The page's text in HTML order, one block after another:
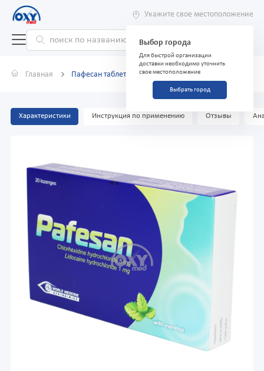
Укажите свое местоположение
Выбор города
Для быстрой организации
доставки необходимо уточнить
свое местоположение
Выбрать город
Главная Пафесан таблетки 5мг/1мг №20 ментол
Характеристики Инструкция по применению Отзывы